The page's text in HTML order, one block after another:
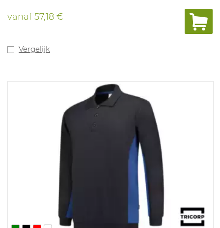
vanaf57,18 €
Vergelijk